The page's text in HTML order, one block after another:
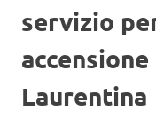
servizio
Laurentina